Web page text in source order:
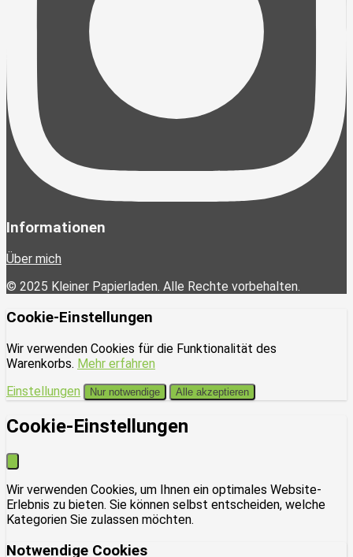
Informationen
Über mich
© 2025 Kleiner Papierladen. Alle Rechte vorbehalten.
Cookie-Einstellungen
Wir verwenden Cookies für die Funktionalität des
Warenkorbs. Mehr erfahren
Einstellungen
Nur notwendige Alle akzeptieren
Cookie-Einstellungen
Wir verwenden Cookies, um Ihnen ein optimales Website-
Erlebnis zu bieten. Sie können selbst entscheiden, welche
Kategorien Sie zulassen möchten.
Notwendige Cookies